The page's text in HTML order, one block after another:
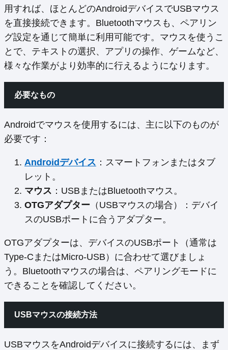
用すれば、ほとんどのAndroidデバイスでUSBマウス
を直接接続できます。Bluetoothマウスも、ペアリン
グ設定を通じて簡単に利用可能です。マウスを使うこ
とで、テキストの選択、アプリの操作、ゲームなど、
様々な作業がより効率的に行えるようになります。
必要なもの
Androidでマウスを使用するには、主に以下のものが
必要です：
Androidデバイス ：スマートフォンまたはタブ
レット。
マウス ：USBまたはBluetoothマウス。
OTGアダプター （USBマウスの場合）：デバイ
スのUSBポートに合うアダプター。
OTGアダプターは、デバイスのUSBポート（通常は
Type-CまたはMicro-USB）に合わせて選びましょ
う。Bluetoothマウスの場合は、ペアリングモードに
できることを確認してください。
USBマウスの接続方法
USBマウスをAndroidデバイスに接続するには、まず